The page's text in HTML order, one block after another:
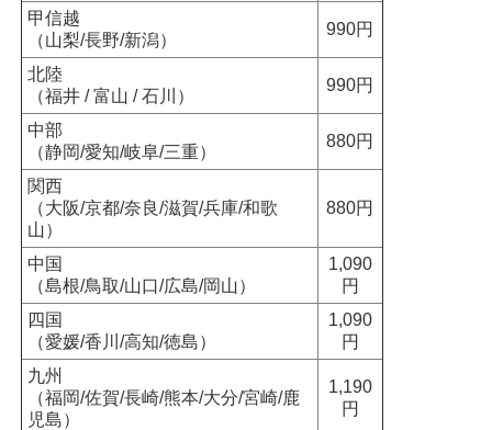
甲信越
（山梨/長野/新潟）
990円
北陸
（福井 / 富山 / 石川）
990円
中部
（静岡/愛知/岐阜/三重）
880円
関西
（大阪/京都/奈良/滋賀/兵庫/和歌
山）
880円
中国
（島根/鳥取/山口/広島/岡山）
1,090
円
四国
（愛媛/香川/高知/徳島）
1,090
円
九州
（福岡/佐賀/長崎/熊本/大分/宮崎/鹿
児島）
1,190
円